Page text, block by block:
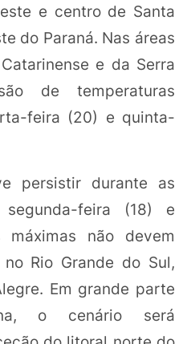
e centro de Santa
do Paraná. Nas áreas
e da Serra
de temperaturas
feira (20) e quinta-
persistir durante as
feira (18) e
não devem
Rio Grande do Sul,
Em grande parte
o cenário será